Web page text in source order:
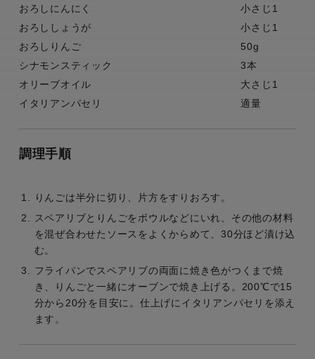
おろしにんにく
小さじ1
おろししょうが
小さじ1
おろしりんご
50g
シナモンスティック
3本
オリーブオイル
大さじ1
イタリアンパセリ
適量
調理手順
りんごは半分に切り、片方をすりおろす。
スペアリブとりんごをボウルなどにいれ、その他の材料
を混ぜ合わせたソースをよくからめて、30分ほど漬け込
む。
フライパンでスペアリブの両面に焼き色がつくまで焼
き、りんごと一緒にオーブンで焼き上げる。200℃で15
分から20分を目安に。仕上げにイタリアンパセリを添え
ます。